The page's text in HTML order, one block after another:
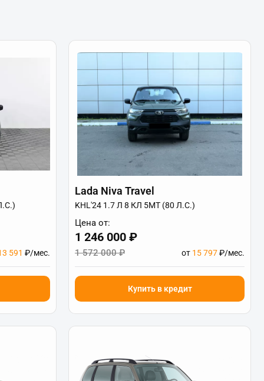
591 ₽/мес.
Lada Niva Travel
KHL'24 1.7 Л 8 КЛ 5МТ (80 Л.С.)
Цена от:
1 246 000 ₽
1 572 000 ₽ от 15 797₽/мес.
Купить в кредит